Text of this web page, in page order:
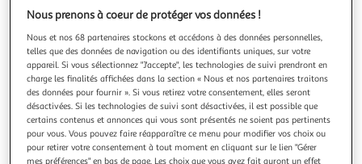
LE SEUL COUPABLE, Saussey Jacques
Nous prenons à coeur de protéger vos données !
Nous et nos 68 partenaires stockons et accédons à des données personnelles,
telles que des données de navigation ou des identifiants uniques, sur votre
appareil. Si vous sélectionnez "J'accepte", les technologies de suivi prendront en
charge les finalités affichées dans la section « Nous et nos partenaires traitons
des données pour fournir ». Si vous retirez votre consentement, elles seront
désactivées. Si les technologies de suivi sont désactivées, il est possible que
certains contenus et annonces qui vous sont présentés ne soient pas pertinents
pour vous. Vous pouvez faire réapparaître ce menu pour modifier vos choix ou
pour retirer votre consentement à tout moment en cliquant sur le lien "Gérer
mes préférences" en bas de page. Les choix que vous avez fait auront un effet